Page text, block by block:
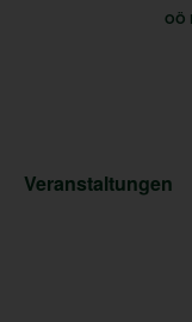
OÖ
Veranstaltungen